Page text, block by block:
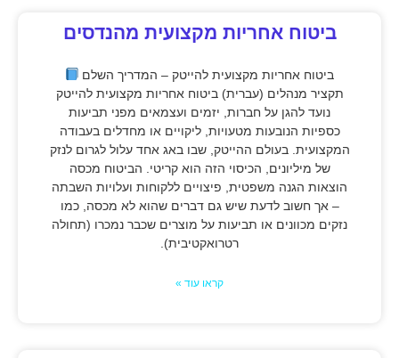
ביטוח אחריות מקצועית מהנדסים
ביטוח אחריות מקצועית להייטק – המדריך השלם
תקציר מנהלים (עברית) ביטוח אחריות מקצועית להייטק
נועד להגן על חברות, יזמים ועצמאים מפני תביעות
כספיות הנובעות מטעויות, ליקויים או מחדלים בעבודה
המקצועית. בעולם ההייטק, שבו באג אחד עלול לגרום לנזק
של מיליונים, הכיסוי הזה הוא קריטי. הביטוח מכסה
הוצאות הגנה משפטית, פיצויים ללקוחות ועלויות השבתה
– אך חשוב לדעת שיש גם דברים שהוא לא מכסה, כמו
נזקים מכוונים או תביעות על מוצרים שכבר נמכרו (תחולה
רטרואקטיבית).
קראו עוד »